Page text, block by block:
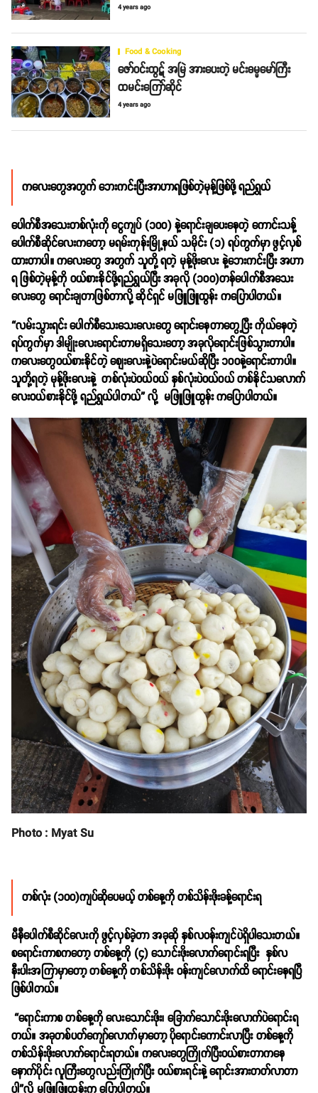
4 years ago
Food & Cooking
ဇော်ဝင်းထွဋ် အမြဲ အားပေးတဲ့ မင်းဓမ္မမော်ကြီး
ထမင်းကြော်ဆိုင်
4 years ago
ကလေးတွေအတွက် ဘေးကင်းပြီးအာဟာရဖြစ်တဲ့မုန့်ဖြစ်ဖို့ ရည်ရွယ်
ပေါက်စီအသေးတစ်လုံးကို ငွေကျပ် (၁၀၀) နဲ့ရောင်းချပေးနေတဲ့ ကောင်းသန့်
ပေါက်စီဆိုင်လေးကတော့ မရမ်းကုန်းမြို့နယ် သမိုင်း (၁) ရပ်ကွက်မှာ ဖွင့်လှစ်
ထားတာပါ။ ကလေးတွေ အတွက် သူတို့ ရတဲ့ မုန့်ဖိုးလေး နဲ့ဘေးကင်းပြီး အဟာ
ရ ဖြစ်တဲ့မုန့်ကို ဝယ်စားနိုင်ဖို့ရည်ရွယ်ပြီး အခုလို (၁၀၀)တန်ပေါက်စီအသေး
လေးတွေ ရောင်းချတာဖြစ်တာလို့ ဆိုင်ရှင် မဖြူဖြူထွန်း ကပြောပါတယ်။
“လမ်းသွားရင်း ပေါက်စီသေးသေးလေးတွေ ရောင်းနေတာတွေ့ပြီး ကိုယ်နေတဲ့
ရပ်ကွက်မှာ ဒါမျိုးလေးရောင်းတာမရှိသေးတော့ အခုလိုရောင်းဖြစ်သွားတာပါ။
ကလေးတွေဝယ်စားနိုင်တဲ့ စျေးလေးနဲ့ပဲရောင်းမယ်ဆိုပြီး ၁၀၀နဲ့ရောင်းတာပါ။
သူတို့ရတဲ့ မုန့်ဖိုးလေးနဲ့ တစ်လုံးပဲဝယ်ဝယ် နှစ်လုံးပဲဝယ်ဝယ် တစ်နိုင်သလောက်
လေးဝယ်စားနိုင်ဖို့ ရည်ရွယ်ပါတယ်” လို့ မဖြူဖြူထွန်း ကပြောပါတယ်။
Photo : Myat Su
တစ်လုံး (၁၀၀)ကျပ်ဆိုပေမယ့် တစ်နေ့ကို တစ်သိန်းဖိုးခန့်ရောင်းရ
မီနီပေါက်စီဆိုင်လေးကို ဖွင့်လှစ်ခဲ့တာ အခုဆို နှစ်လဝန်းကျင်ပဲရှိပါသေးတယ်။
စရောင်းကာစကတော့ တစ်နေ့ကို (၄) သောင်းဖိုးလောက်ရောင်းရပြီး နှစ်လ
နီးပါးအကြာမှာတော့ တစ်နေ့ကို တစ်သိန်းဖိုး ဝန်းကျင်လောက်ထိ ရောင်းနေရပြီ
ဖြစ်ပါတယ်။
“ရောင်းကာစ တစ်နေ့ကို လေးသောင်းဖိုး၊ ခြောက်သောင်းဖိုးလောက်ပဲရောင်းရ
တယ်။ အခုတစ်ပတ်ကျော်လောက်မှာတော့ ပိုရောင်းကောင်းလာပြီး တစ်နေ့ကို
တစ်သိန်းဖိုးလောက်ရောင်းရတယ်။ ကလေးတွေကြိုက်ပြီးဝယ်စားတာကနေ
နောက်ပိုင်း လူကြီးတွေလည်းကြိုက်ပြီး ဝယ်စားရင်းနဲ့ ရောင်းအားတတ်လာတာ